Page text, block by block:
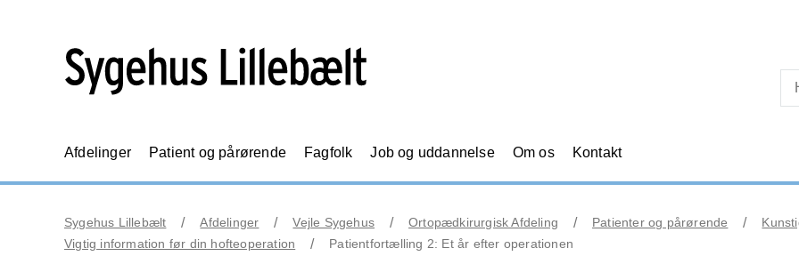
Afdelinger Patient og pårørende Fagfolk Job og uddannelse Om os Kontakt
Sygehus Lillebælt Afdelinger Vejle Sygehus Ortopædkirurgisk Afdeling Patienter og pårørende
Vigtig information før din hofteoperation
Patientfortælling 2: Et år efter operationen